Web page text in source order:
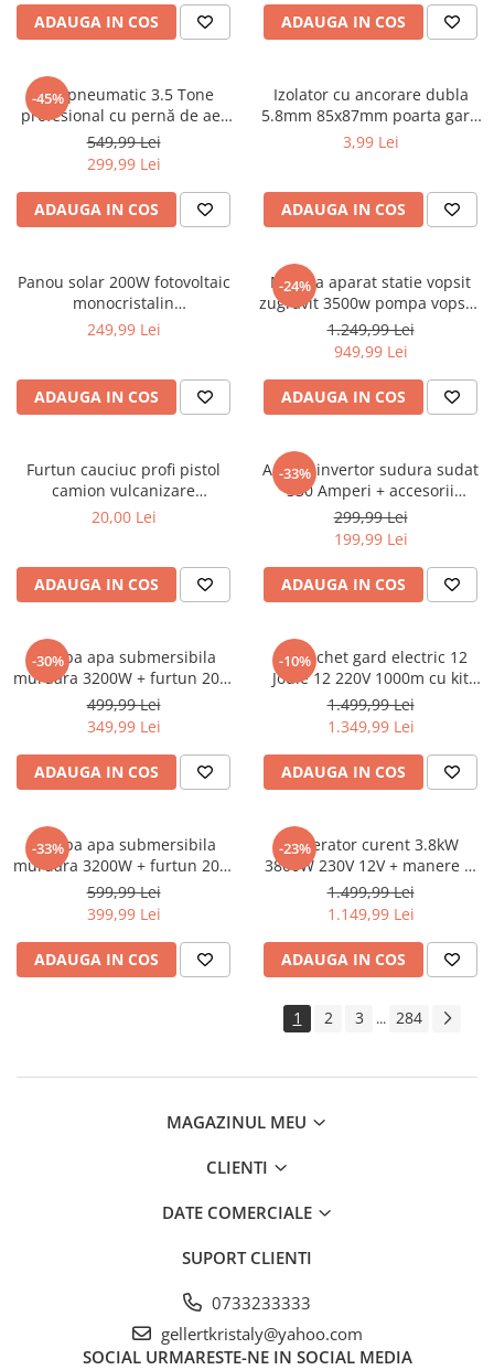
Masca de sudura
Sursa lumina
UPS Sursa curent
Vibrator beton
Scule Atelier Auto
Accesorii / consumabile atelier
auto
Ambreiaj
vulcanizare
Aparat sablat curatat
Chei
Chei combinate/inelare/cu clichet
Chei tubulare
Filtre ulei
Prelungitor chei
Clesti auto
Compresoare auto
Dulap scule echipat si neechipat
Elevator
Extractoare / Prese
Extras arcuri suspensie
Extras demontat curele
Extras demontat tapiterie pini
conectori
Extras injector supape
Reparat caroserie
Pistol pneumatic
ADAUGA IN COS ADAUGA IN COS
-45%
Cric pneumatic 3.5 Tone
profesional cu pernă de aer
pentru vulcanizare (KD470)
549,99 Lei
299,99 Lei
ADAUGA IN COS
Izolator cu ancorare dubla
5.8mm 85x87mm poarta gard
electric M87Z673 DISBY77
3,99 Lei
ADAUGA IN COS
Panou solar 200W fotovoltaic
monocristalin
1350x765x30mm (BK87494-2)
249,99 Lei
ADAUGA IN COS
-24%
Masina aparat statie vopsit
zugravit 3500w pompa vopsea
var lac lavabil 225bar 15Lmin
(KD2123)
1.249,99 Lei
949,99 Lei
ADAUGA IN COS
Furtun cauciuc profi pistol
camion vulcanizare
pneumatic compresor aer
20,00 Lei
ADAUGA IN COS
-33%
Aparat invertor sudura sudat
330 Amperi + accesorii
(KD1781)
299,99 Lei
199,99 Lei
ADAUGA IN COS
-30%
Pompa apa submersibila
murdara 3200W + furtun 20m
pompieri (CP-5511)
499,99 Lei
349,99 Lei
ADAUGA IN COS
-10%
Kit pachet gard electric 12
Joule 12 220V 1000m cu kit
fotovoltaic panou solar 30W
baterie 12V 12Ah cutie din
inox (BK87633-1000(-30W-
12Ah))
1.499,99 Lei
1.349,99 Lei
ADAUGA IN COS
-33%
Pompa apa submersibila
murdara 3200W + furtun 20m
pompieri (STPW3200+20M)
599,99 Lei
399,99 Lei
ADAUGA IN COS
-23%
Generator curent 3.8kW
3800W 230V 12V + manere si
roti motor benzina 7CP
(KD125)
1.499,99 Lei
1.149,99 Lei
ADAUGA IN COS
1 2 3 ... 284
MAGAZINUL MEU
CLIENTI
DATE COMERCIALE
SUPORT CLIENTI
0733233333
gellertkristaly@yahoo.com
SOCIAL URMARESTE-NE IN SOCIAL MEDIA